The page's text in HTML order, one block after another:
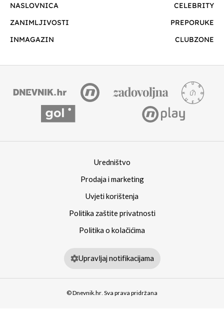
NASLOVNICA
CELEBRITY
ZANIMLJIVOSTI
PREPORUKE
INMAGAZIN
CLUBZONE
Uredništvo
Prodaja i marketing
Uvjeti korištenja
Politika zaštite privatnosti
Politika o kolačićima
Upravljaj notifikacijama
© Dnevnik.hr. Sva prava pridržana